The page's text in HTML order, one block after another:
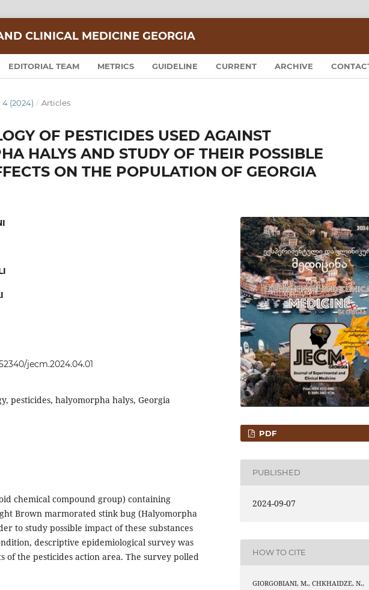
CLINICAL MEDICINE GEORGIA
EDITORIAL TEAM METRICS GUIDELINE CURRENT ARCHIVE
4 (2024) / Articles
OF PESTICIDES USED AGAINST
HALYS AND STUDY OF THEIR POSSIBLE
ON THE POPULATION OF GEORGIA
jecm.2024.04.01
pesticides, halyomorpha halys, Georgia
chemical compound group) containing
Brown marmorated stink bug (Halyomorpha
to study possible impact of these substances
descriptive epidemiological survey was
of the pesticides action area. The survey polled
PDF
PUBLISHED
2024-09-07
HOW TO CITE
GIORGOBIANI, M., CHKHAIDZE, N.,